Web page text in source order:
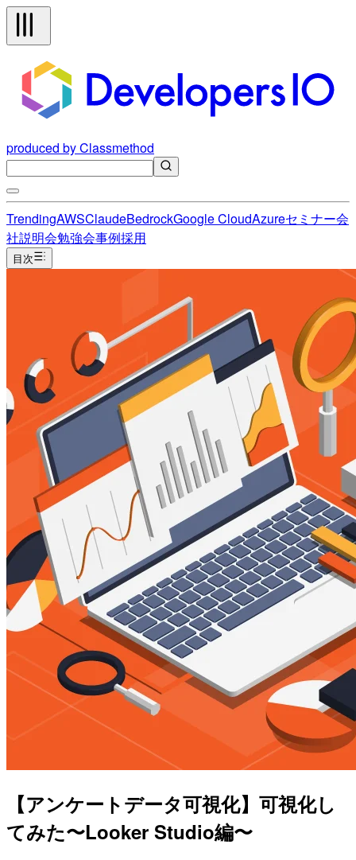
produced by Classmethod
TrendingAWSClaudeBedrockGoogle CloudAzureセミナー会
社説明会勉強会事例採用
目次
【アンケートデータ可視化】可視化し
てみた〜Looker Studio編〜